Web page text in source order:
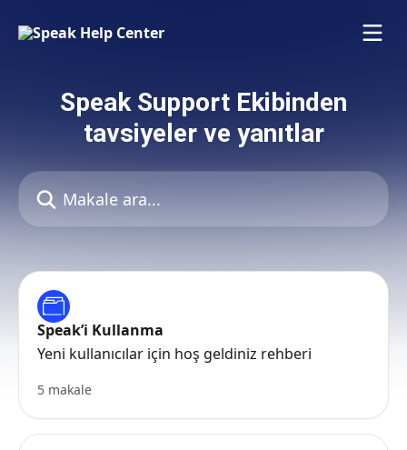
Speak Support Ekibinden
tavsiyeler ve yanıtlar
Makale ara...
Speak’i Kullanma
Yeni kullanıcılar için hoş geldiniz rehberi
5 makale